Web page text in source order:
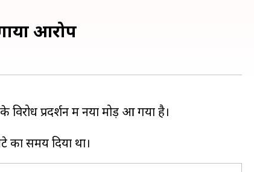
आरोप
प्रदर्शन में नया मोड़ आ गया है।